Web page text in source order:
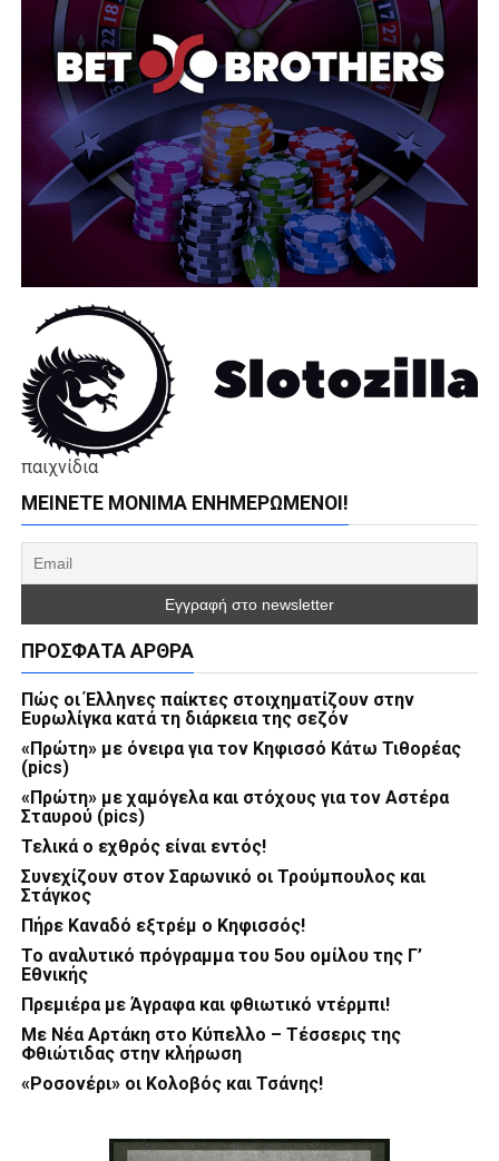
παιχνίδια
ΜΕΊΝΕΤΕ ΜΌΝΙΜΑ ΕΝΗΜΕΡΏΜΕΝΟΙ!
ΠΡΌΣΦΑΤΑ ΆΡΘΡΑ
Πώς οι Έλληνες παίκτες στοιχηματίζουν στην
Ευρωλίγκα κατά τη διάρκεια της σεζόν
«Πρώτη» με όνειρα για τον Κηφισσό Κάτω Τιθορέας
(pics)
«Πρώτη» με χαμόγελα και στόχους για τον Αστέρα
Σταυρού (pics)
Τελικά ο εχθρός είναι εντός!
Συνεχίζουν στον Σαρωνικό οι Τρούμπουλος και
Στάγκος
Πήρε Καναδό εξτρέμ ο Κηφισσός!
Το αναλυτικό πρόγραμμα του 5ου ομίλου της Γ’
Εθνικής
Πρεμιέρα με Άγραφα και φθιωτικό ντέρμπι!
Με Νέα Αρτάκη στο Κύπελλο – Τέσσερις της
Φθιώτιδας στην κλήρωση
«Ροσονέρι» οι Κολοβός και Τσάνης!